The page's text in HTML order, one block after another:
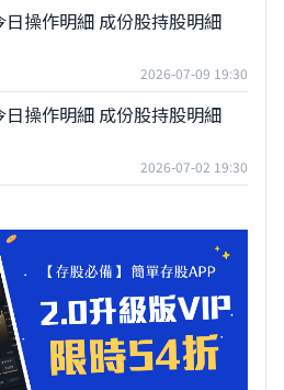
操作明細 成份股持股明細
2026-07-09 19:30
操作明細 成份股持股明細
2026-07-02 19:30